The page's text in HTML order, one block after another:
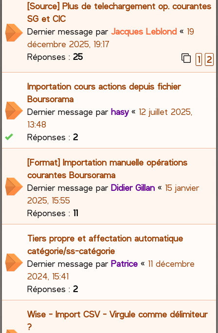
[Source] Plus de telechargement op. courantes
SG et CIC
Dernier message parJacques Leblond « 19
décembre 2025, 19:17
Réponses :25 1 2
Importation cours actions depuis fichier
Boursorama
Dernier message parhasy« 12 juillet 2025,
13:48
Réponses :2
[Format] Importation manuelle opérations
courantes Boursorama
Dernier message parDidier Gillan « 15 janvier
2025, 15:55
Réponses :11
Tiers propre et affectation automatique
catégorie/ss-catégorie
Dernier message parPatrice « 11 décembre
2024, 15:41
Réponses :2
Wise - Import CSV - Virgule comme délimiteur
?